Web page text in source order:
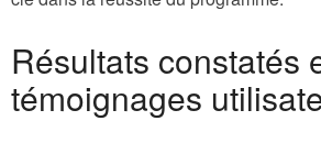
Résultats constatés
témoignages